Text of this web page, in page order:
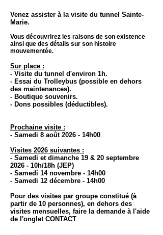
Venez assister à la visite du tunnel Sainte-
Marie.
Vous découvrirez les raisons de son existence
ainsi que des détails sur son histoire
mouvementée.
Sur place :
- Visite du tunnel d'environ 1h.
- Essai du Trolleybus (possible en dehors
des maintenances).
- Boutique souvenirs.
- Dons possibles (déductibles).
Prochaine visite :
- Samedi 8 août 2026 - 14h00
Visites 2026 suivantes :
- Samedi et dimanche 19 & 20 septembre
2026 - 10h/18h (JEP)
- Samedi 14 novembre - 14h00
- Samedi 12 décembre - 14h00
Pour des visites par groupe constitué (à
partir de 10 personnes), en dehors des
visites mensuelles, faire la demande à l'aide
de l'onglet CONTACT